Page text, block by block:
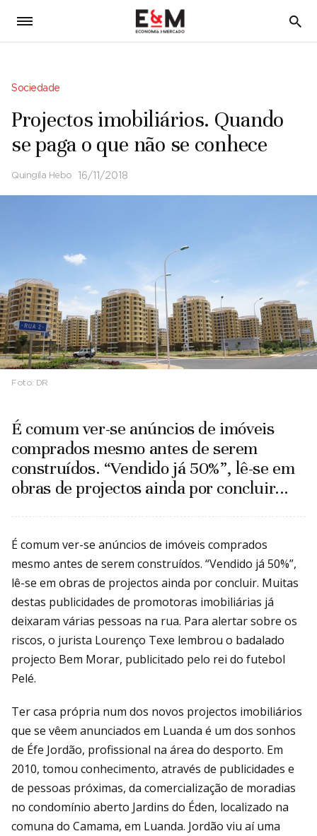
5
Sociedade
Projectos imobiliários. Quando
se paga o que não se conhece
Quingila Hebo 16/11/2018
Foto: DR
É comum ver-se anúncios de imóveis
comprados mesmo antes de serem
construídos. “Vendido já 50%”, lê-se em
obras de projectos ainda por concluir...
É comum ver-se anúncios de imóveis comprados
mesmo antes de serem construídos. “Vendido já 50%”,
lê-se em obras de projectos ainda por concluir. Muitas
destas publicidades de promotoras imobiliárias já
deixaram várias pessoas na rua. Para alertar sobre os
riscos, o jurista Lourenço Texe lembrou o badalado
projecto Bem Morar, publicitado pelo rei do futebol
Pelé.
Ter casa própria num dos novos projectos imobiliários
que se vêem anunciados em Luanda é um dos sonhos
de Éfe Jordão, profissional na área do desporto. Em
2010, tomou conhecimento, através de publicidades e
de pessoas próximas, da comercialização de moradias
no condomínio aberto Jardins do Éden, localizado na
comuna do Camama, em Luanda. Jordão viu aí uma